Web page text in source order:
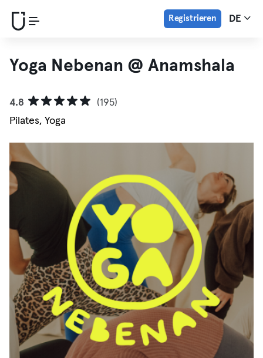
Registrieren DE
Yoga Nebenan @ Anamshala
4.8
(195)
Pilates, Yoga